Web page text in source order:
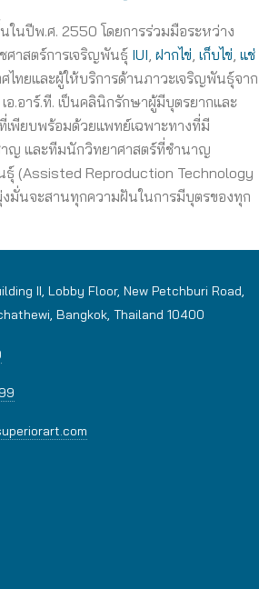
ในปีพ.ศ. 2550 โดยการร่วมมือระหว่าง
ศาสตร์การเจริญพันธุ์ IUI, ฝากไข่, เก็บไข่, แช่
ศไทยและผู้ให้บริการด้านภาวะเจริญพันธุ์จาก
เอ.อาร์.ที. เป็นคลินิกรักษาผู้มีบุตรยากและ
พียบพร้อมด้วยแพทย์เฉพาะทางที่มี
ญ และทีมนักวิทยาศาสตร์ที่ชำนาญ
ธุ์ (Assisted Reproduction Technology
งมั่นจะสานทุกความฝันในการมีบุตรของทุก
II, Lobby Floor, New Petchburi Road,
Bangkok, Thailand 10400